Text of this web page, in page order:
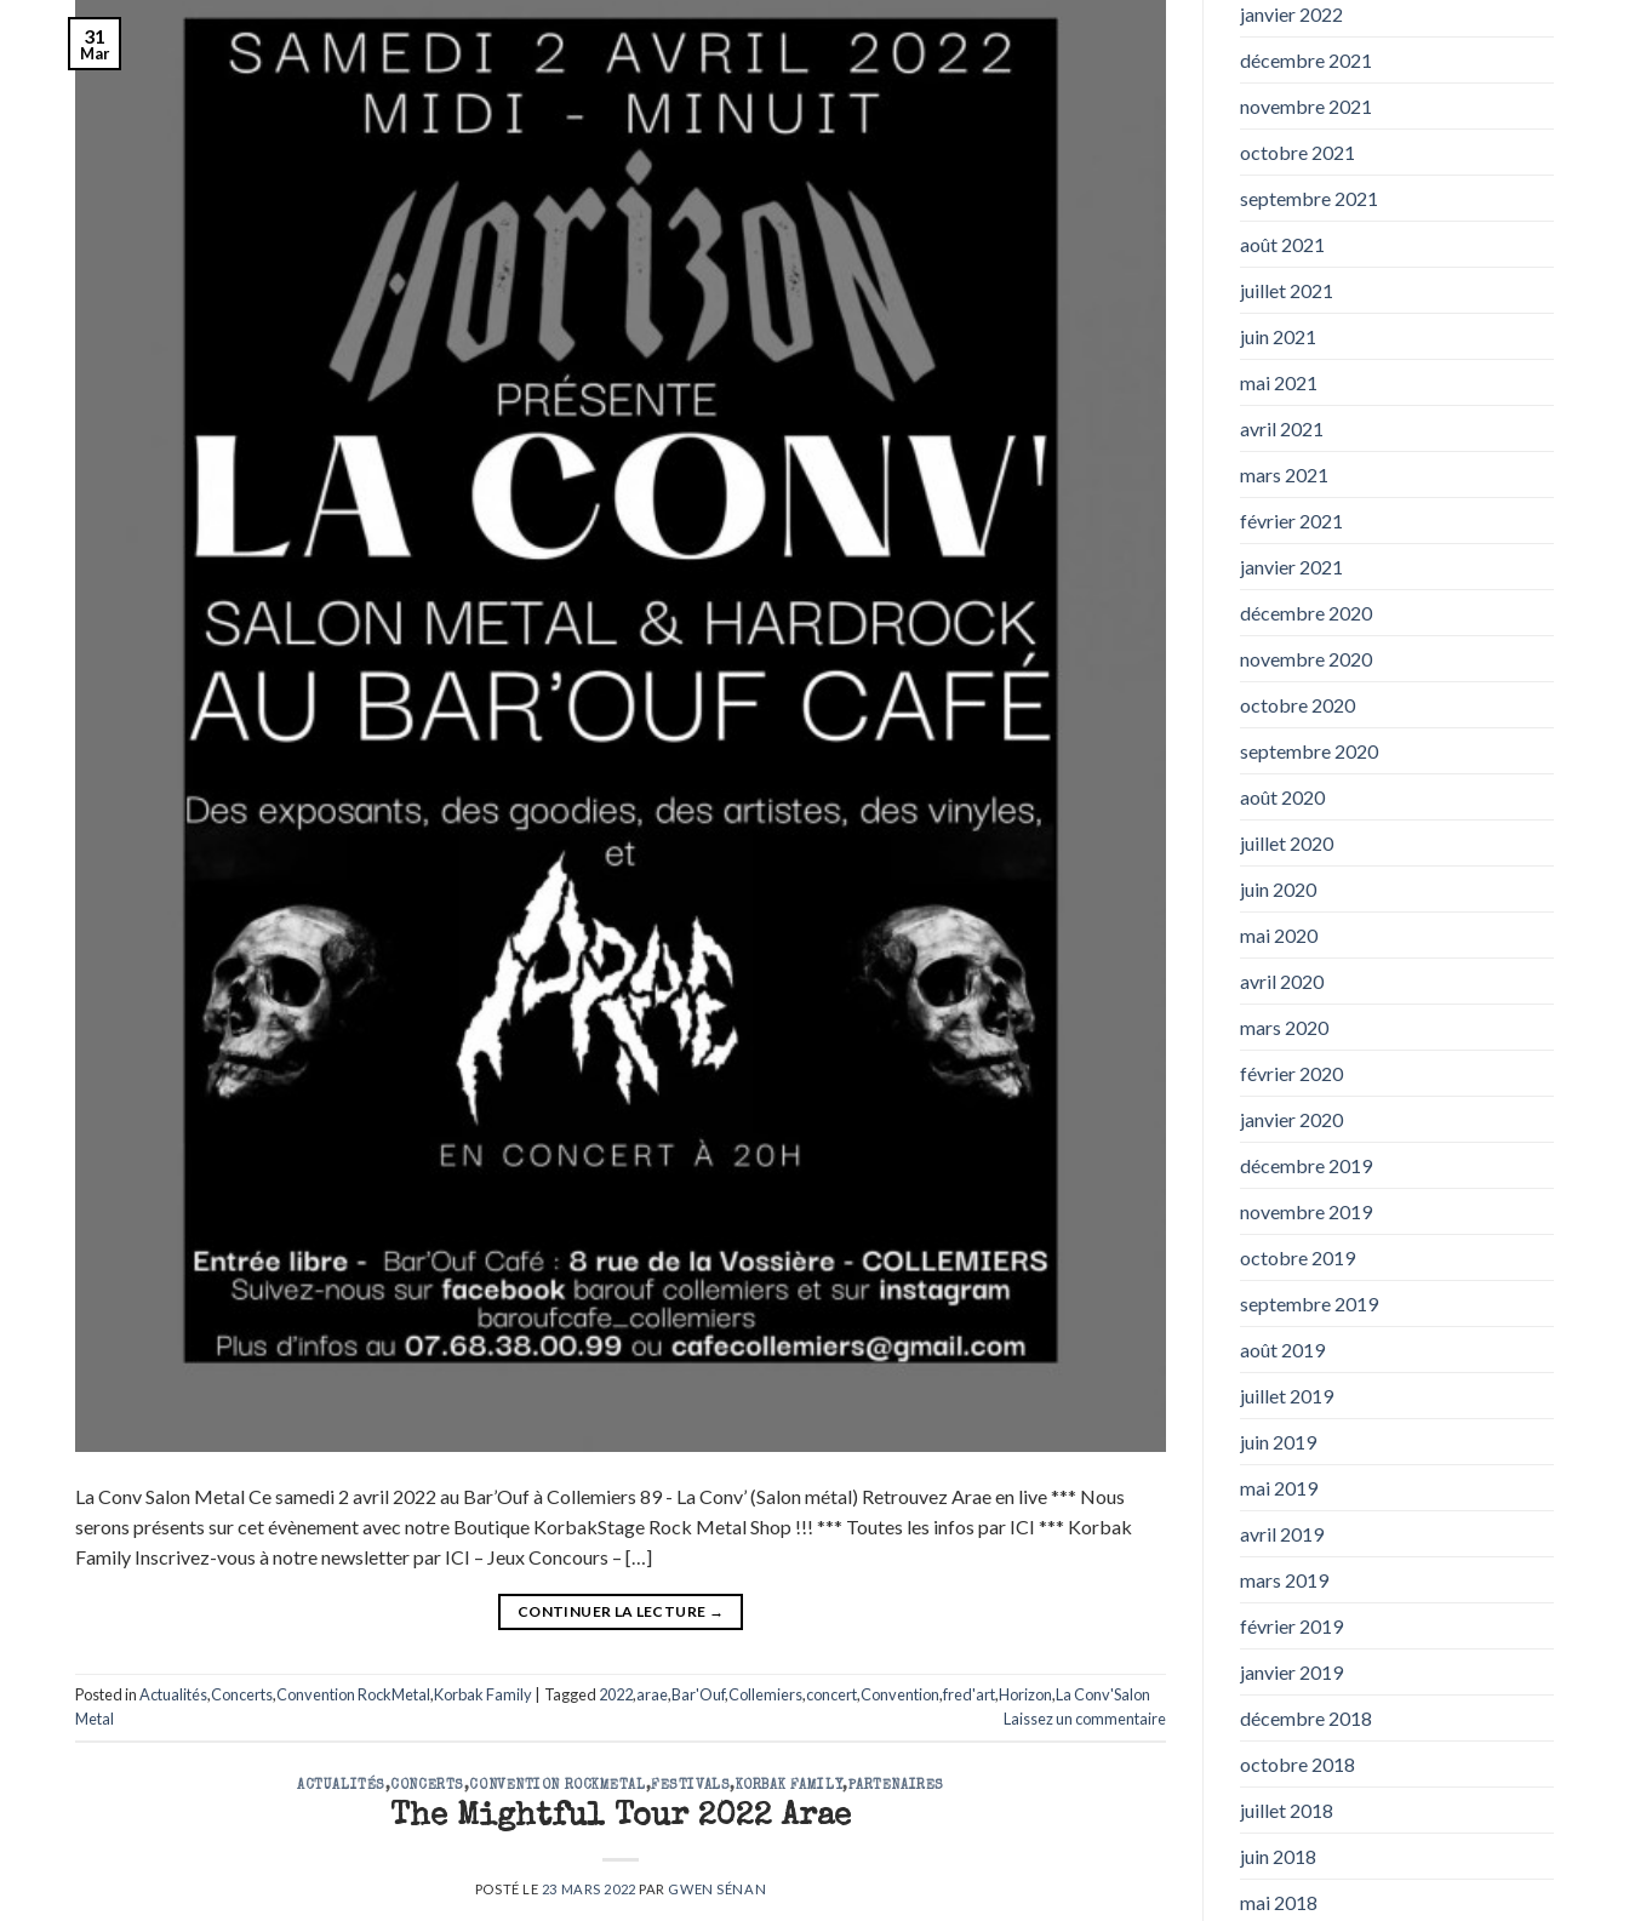
31
Mar
La Conv Salon Metal Ce samedi 2 avril 2022 au Bar’Ouf à Collemiers 89 - La Conv’ (Salon métal) Retrouvez Arae en live *** Nous
serons présents sur cet évènement avec notre Boutique KorbakStage Rock Metal Shop !!! *** Toutes les infos par ICI *** Korbak
Family Inscrivez-vous à notre newsletter par ICI – Jeux Concours – […]
CONTINUER LA LECTURE →
Posted inActualités,Concerts,Convention RockMetal,Korbak Family Tagged 2022,arae,Bar'Ouf,Collemiers,concert,Convention,fred'art,Horizon,La Conv'Salon
Metal
Laissez un commentaire
ACTUALITÉS,CONCERTS,CONVENTION ROCKMETAL,FESTIVALS,KORBAK FAMILY,PARTENAIRES
The Mightful Tour 2022 Arae
POSTÉ LE 23 MARS 2022 PAR GWEN SÉNAN
janvier 2022
décembre 2021
novembre 2021
octobre 2021
septembre 2021
août 2021
juillet 2021
juin 2021
mai 2021
avril 2021
mars 2021
février 2021
janvier 2021
décembre 2020
novembre 2020
octobre 2020
septembre 2020
août 2020
juillet 2020
juin 2020
mai 2020
avril 2020
mars 2020
février 2020
janvier 2020
décembre 2019
novembre 2019
octobre 2019
septembre 2019
août 2019
juillet 2019
juin 2019
mai 2019
avril 2019
mars 2019
février 2019
janvier 2019
décembre 2018
octobre 2018
juillet 2018
juin 2018
mai 2018